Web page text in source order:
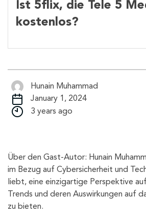
Ist 5flix, die Tele 5
kostenlos?
Hunain Muhammad
January 1, 2024
3 years ago
Über den Gast-Autor: Hunain
im Bezug auf Cybersicherheit und
liebt, eine einzigartige Perspektive
Trends und deren Auswirkungen auf
zu bieten.